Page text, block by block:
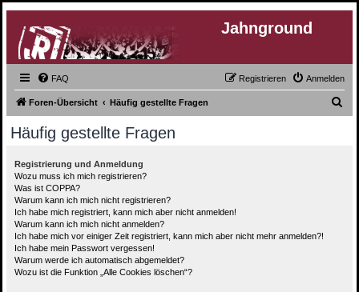
Jahnground
FAQ Anmelden
Registrieren
Foren-Übersicht Häufig gestellte Fragen
Häufig gestellte Fragen
Registrierung und Anmeldung
Wozu muss ich mich registrieren?
Was ist COPPA?
Warum kann ich mich nicht registrieren?
Ich habe mich registriert, kann mich aber nicht anmelden!
Warum kann ich mich nicht anmelden?
Ich habe mich vor einiger Zeit registriert, kann mich aber nicht mehr anmelden?!
Ich habe mein Passwort vergessen!
Warum werde ich automatisch abgemeldet?
Wozu ist die Funktion „Alle Cookies löschen“?